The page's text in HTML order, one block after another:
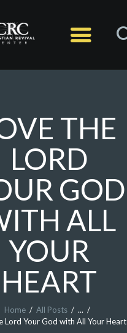
THE
LORD
GOD
ALL
YOUR
HEART
Home All Posts
...
Lord Your God with All Your Heart